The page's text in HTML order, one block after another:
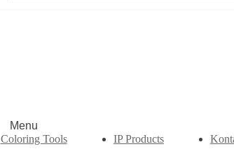
Menu
Coloring Tools IP Products